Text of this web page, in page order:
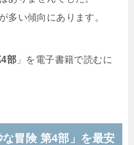
多い傾向にあります。
部 」を電子書籍で読むに
冒険 第4部 」を最安